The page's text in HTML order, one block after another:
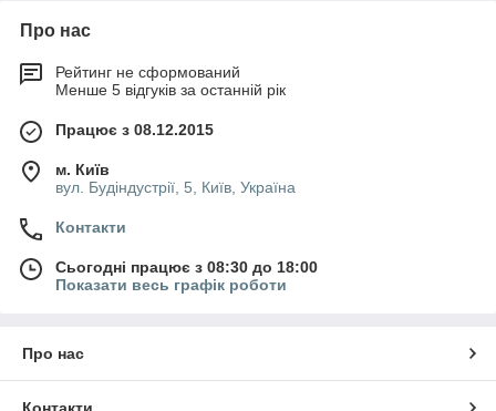
Про нас
Рейтинг не сформований
Менше 5 відгуків за останній рік
Працює з 08.12.2015
м. Київ
вул. Будіндустрії, 5, Київ, Україна
Контакти
Сьогодні працює з 08:30 до 18:00
Показати весь графік роботи
Про нас